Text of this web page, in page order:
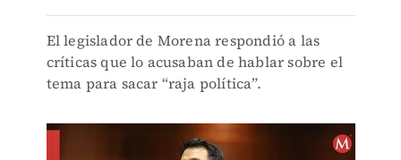
El legislador de Morena respondió a las
críticas que lo acusaban de hablar sobre el
tema para sacar “raja política”.